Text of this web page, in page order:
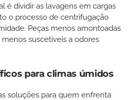
é dividir as lavagens em cargas
o processo de centrifugação
Peças menos amontoadas
suscetíveis a odores
para climas úmidos
soluções para quem enfrenta